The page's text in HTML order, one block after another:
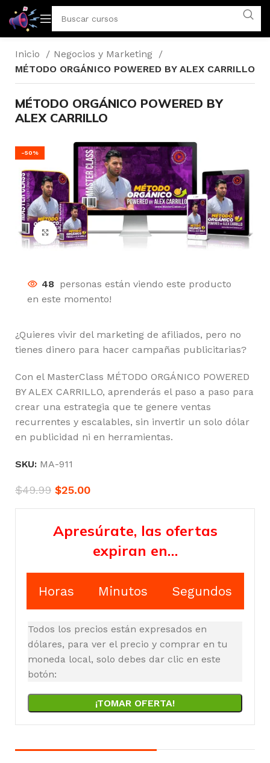
Inicio
Negocios y Marketing
MÉTODO ORGÁNICO POWERED BY ALEX CARRILLO
MÉTODO ORGÁNICO POWERED BY
ALEX CARRILLO
-50%
Click para agrandar
48 personas están viendo este producto
en este momento!
¿Quieres vivir del marketing de afiliados, pero no
tienes dinero para hacer campañas publicitarias?
Con el MasterClass MÉTODO ORGÁNICO POWERED
BY ALEX CARRILLO, aprenderás el paso a paso para
crear una estrategia que te genere ventas
recurrentes y escalables, sin invertir un solo dólar
en publicidad ni en herramientas.
SKU: MA-911
$49.99 $25.00
Apresúrate, las ofertas
expiran en…
Horas Minutos Segundos
Todos los precios están expresados en
dólares, para ver el precio y comprar en tu
moneda local, solo debes dar clic en este
botón:
¡TOMAR OFERTA!